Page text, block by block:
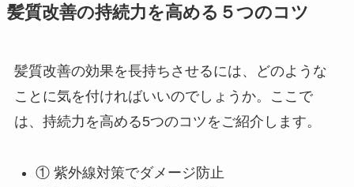
髪質改善の持続力を高める５つのコツ
髪質改善の効果を長持ちさせるには、どのような
ことに気を付ければいいのでしょうか。ここで
は、持続力を高める5つのコツをご紹介します。
① 紫外線対策でダメージ防止